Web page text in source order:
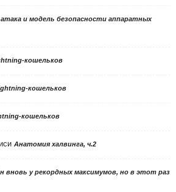
атака и модель безопасности аппаратных
кошельков
кошельков
кошельков
Анатомия халвинга, ч.2
вновь у рекордных максимумов, но в этот раз